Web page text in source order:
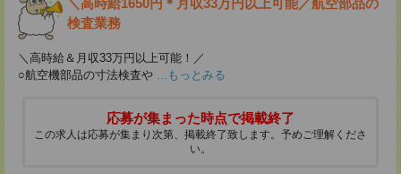
＼高時給1650円＊月収33万円以上可能／航空部品の
検査業務
＼高時給＆月収33万円以上可能！／
○航空機部品の寸法検査や ...もっとみる
応募が集まった時点で掲載終了
この求人は応募が集まり次第、掲載終了致します。予めご理解くださ
い。